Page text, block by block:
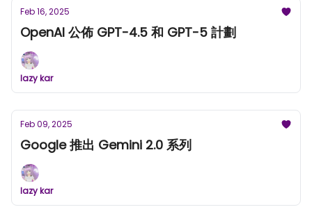
Feb 16, 2025
OpenAI 公佈 GPT-4.5 和 GPT-5 計劃
lazy kar
Feb 09, 2025
Google 推出 Gemini 2.0 系列
lazy kar